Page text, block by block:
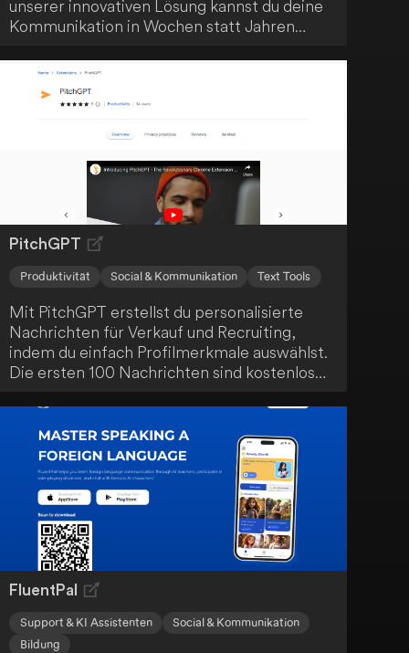
unserer innovativen Lösung kannst du deine
Kommunikation in Wochen statt Jahren
schnelle und zuverlässige Gespräche!
PitchGPT
Produktivität Social & Kommunikation Text Tools
Mit PitchGPT erstellst du personalisierte
Nachrichten für Verkauf und Recruiting,
indem du einfach Profilmerkmale auswählst.
Die ersten 100 Nachrichten sind kostenlos
Probiere es jetzt aus und revolutioniere deine
Kontaktaufnahme.
FluentPal
Support & KI Assistenten
Social & Kommunikation
Bildung